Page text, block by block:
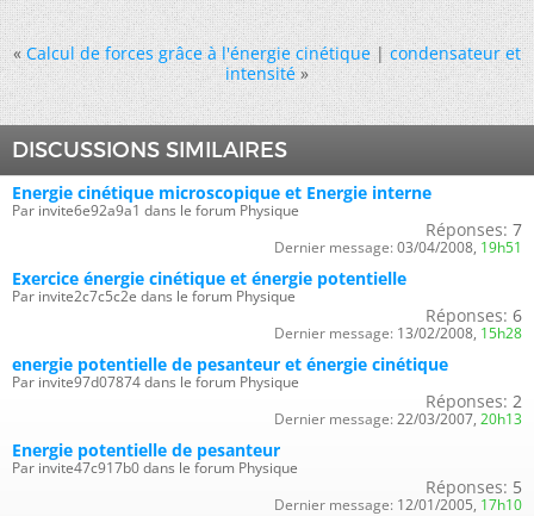
« Calcul de forces grâce à l'énergie cinétique|condensateur et
intensité »
DISCUSSIONS SIMILAIRES
Energie cinétique microscopique et Energie interne
Par invite6e92a9a1 dans le forum Physique
Réponses: 7
Dernier message: 03/04/2008, 19h51
Exercice énergie cinétique et énergie potentielle
Par invite2c7c5c2e dans le forum Physique
Réponses: 6
Dernier message: 13/02/2008, 15h28
energie potentielle de pesanteur et énergie cinétique
Par invite97d07874 dans le forum Physique
Réponses: 2
Dernier message: 22/03/2007, 20h13
Energie potentielle de pesanteur
Par invite47c917b0 dans le forum Physique
Réponses: 5
Dernier message: 12/01/2005, 17h10